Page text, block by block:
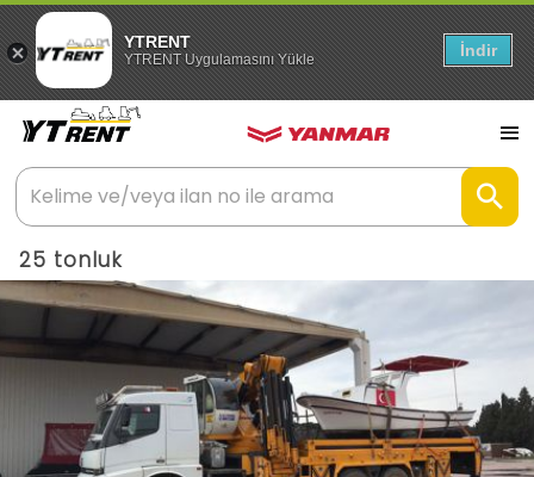
YTRENT
YTRENT Uygulamasını Yükle İndir
25 tonluk